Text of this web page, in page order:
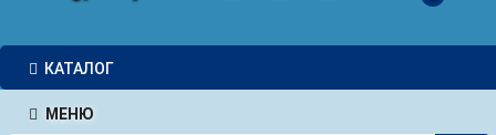
КАТАЛОГ
МЕНЮ